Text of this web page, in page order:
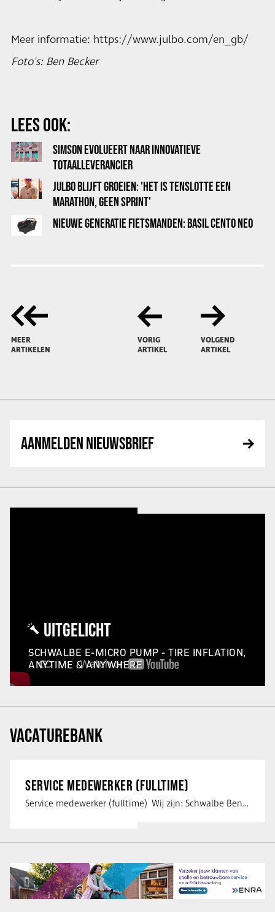
Meer informatie: https://www.julbo.com/en_gb/
Foto's: Ben Becker
LEES OOK:
SIMSON EVOLUEERT NAAR INNOVATIEVE
TOTAALLEVERANCIER
JULBO BLIJFT GROEIEN: 'HET IS TENSLOTTE EEN
MARATHON, GEEN SPRINT'
NIEUWE GENERATIE FIETSMANDEN: BASIL CENTO NEO
MEER
ARTIKELEN
VORIG
ARTIKEL
VOLGEND
ARTIKEL
AANMELDEN NIEUWSBRIEF
UITGELICHT
SCHWALBE E-MICRO PUMP - TIRE INFLATION,
ANYTIME & ANYWHERE
VACATUREBANK
SERVICE MEDEWERKER (FULLTIME)
Service medewerker (fulltime) Wij zijn: Schwalbe Benelux; merkeigenaar, …